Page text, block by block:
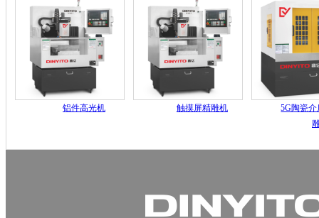
铝件高光机 触摸屏精雕机
5G陶瓷